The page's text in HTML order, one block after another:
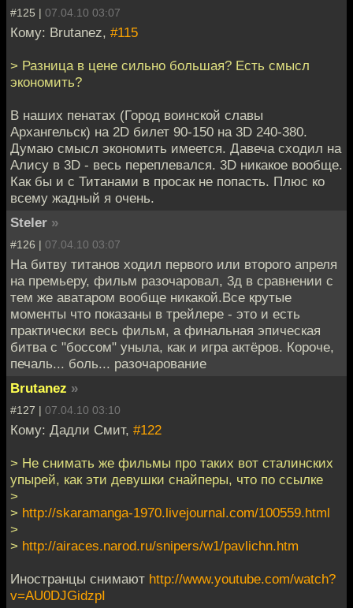
#125 | 07.04.10 03:07
Кому: Brutanez, #115
> Разница в цене сильно большая? Есть смысл
экономить?
В наших пенатах (Город воинской славы
Архангельск) на 2D билет 90-150 на 3D 240-380.
Думаю смысл экономить имеется. Давеча сходил на
Алису в 3D - весь переплевался. 3D никакое вообще.
Как бы и с Титанами в просак не попасть. Плюс ко
всему жадный я очень.
Steler »
#126 | 07.04.10 03:07
На битву титанов ходил первого или второго апреля
на премьеру, фильм разочаровал, 3д в сравнении с
тем же аватаром вообще никакой.Все крутые
моменты что показаны в трейлере - это и есть
практически весь фильм, а финальная эпическая
битва с "боссом" уныла, как и игра актёров. Короче,
печаль... боль... разочарование
Brutanez »
#127 | 07.04.10 03:10
Кому: Дадли Смит, #122
> Не снимать же фильмы про таких вот сталинских
упырей, как эти девушки снайперы, что по ссылке
>
> http://skaramanga-1970.livejournal.com/100559.html
>
> http://airaces.narod.ru/snipers/w1/pavlichn.htm
Иностранцы снимают http://www.youtube.com/watch?
v=AU0DJGidzpI